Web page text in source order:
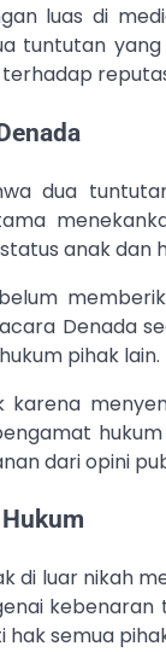
luas di
tuntutan
dua
anak dan
Denada
pihak lain.
karena
dari opini
di luar nikah
semua